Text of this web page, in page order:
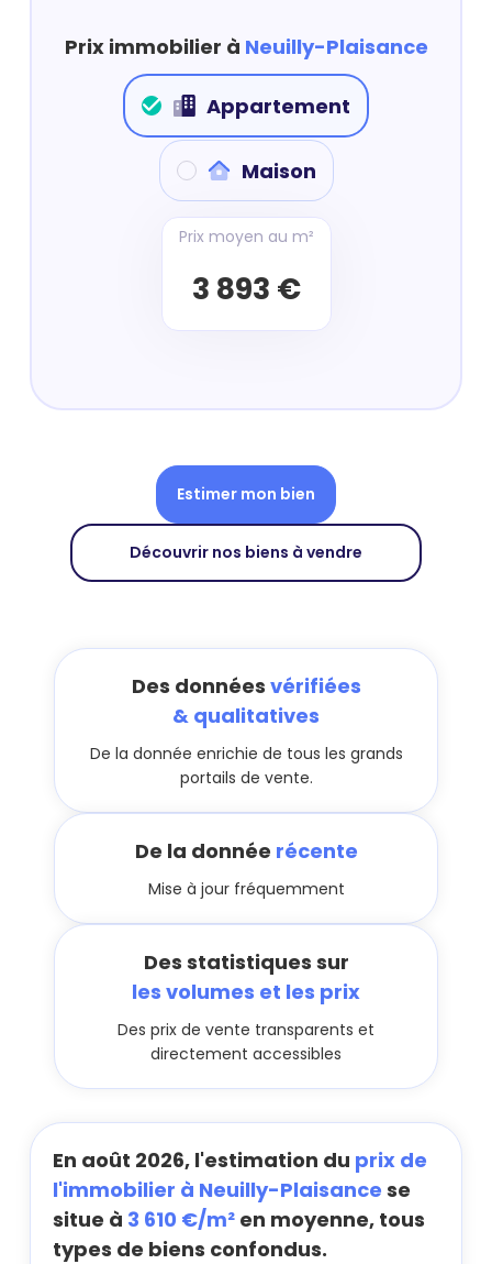
Prix immobilier à Neuilly-Plaisance
Appartement
Maison
Prix moyen au m²
3 893 €
Estimer mon bien
Découvrir nos biens à vendre
Des données vérifiées
& qualitatives
De la donnée enrichie de tous les grands
portails de vente.
De la donnée récente
Mise à jour fréquemment
Des statistiques sur
les volumes et les prix
Des prix de vente transparents et
directement accessibles
En août 2026, l'estimation du prix de
l'immobilier à Neuilly-Plaisance se
situe à 3 610 €/m² en moyenne, tous
types de biens confondus.